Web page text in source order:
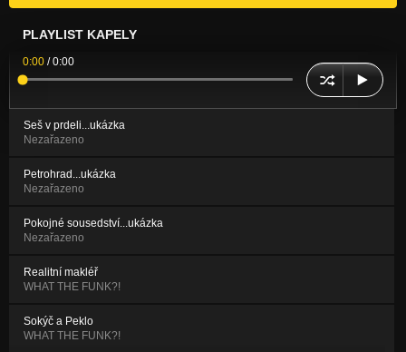
PLAYLIST KAPELY
0:00 /0:00
Seš v prdeli...ukázka
Nezařazeno
Petrohrad...ukázka
Nezařazeno
Pokojné sousedství...ukázka
Nezařazeno
Realitní makléř
WHAT THE FUNK?!
Sokýč a Peklo
WHAT THE FUNK?!